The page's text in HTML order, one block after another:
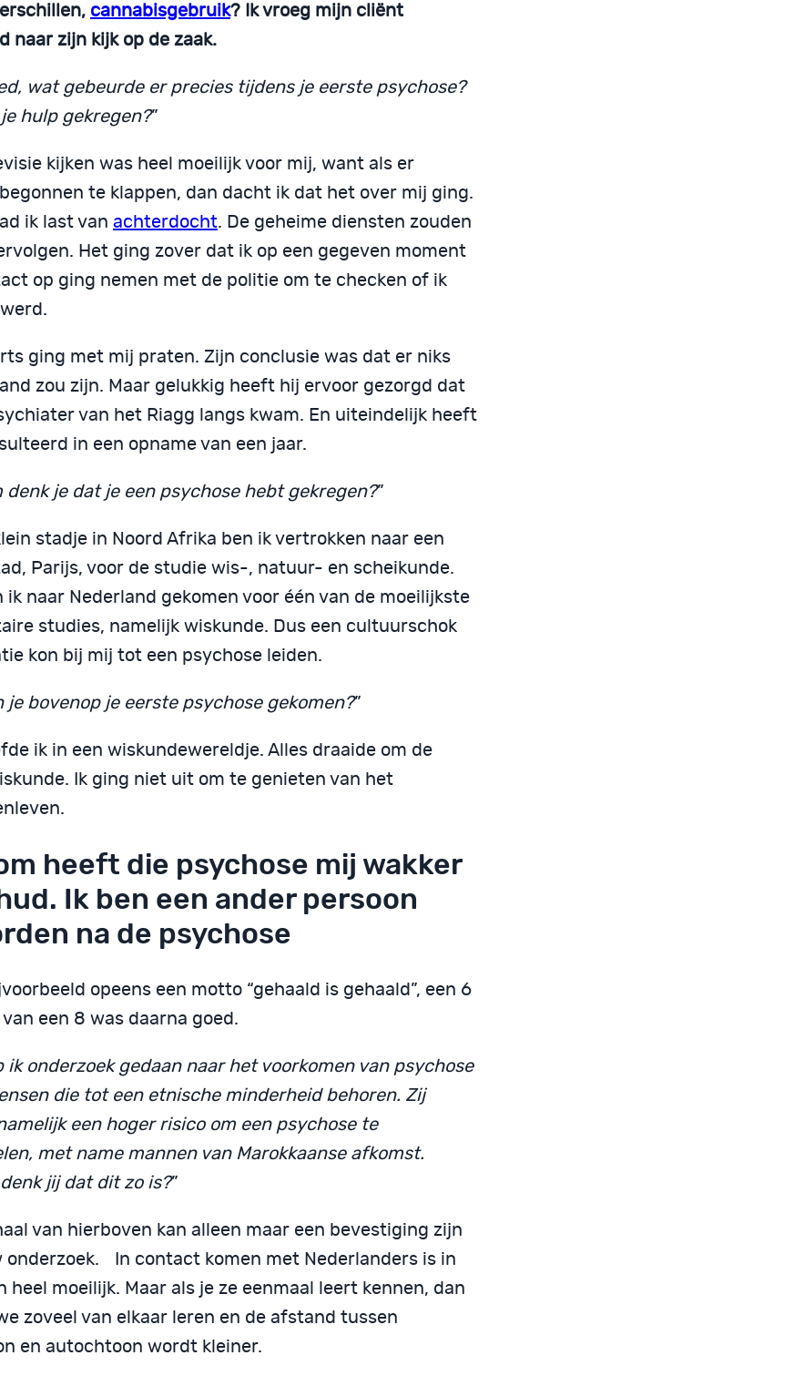
cannabisgebruik? Ik vroeg mijn cliënt
naar zijn kijk op de zaak.
wat gebeurde er precies tijdens je eerste psychose?
hulp gekregen?”
kijken was heel moeilijk voor mij, want als er
te klappen, dan dacht ik dat het over mij ging.
ik last van achterdocht. De geheime diensten zouden
Het ging zover dat ik op een gegeven moment
op ging nemen met de politie om te checken of ik
ging met mij praten. Zijn conclusie was dat er niks
zou zijn. Maar gelukkig heeft hij ervoor gezorgd dat
van het Riagg langs kwam. En uiteindelijk heeft
in een opname van een jaar.
denk je dat je een psychose hebt gekregen?”
stadje in Noord Afrika ben ik vertrokken naar een
Parijs, voor de studie wis-, natuur- en scheikunde.
ik naar Nederland gekomen voor één van de moeilijkste
studies, namelijk wiskunde. Dus een cultuurschok
kon bij mij tot een psychose leiden.
je bovenop je eerste psychose gekomen?”
ik in een wiskundewereldje. Alles draaide om de
Ik ging niet uit om te genieten van het
heeft die psychose mij wakker
Ik ben een ander persoon
na de psychose
opeens een motto “gehaald is gehaald”, een 6
een 8 was daarna goed.
ik onderzoek gedaan naar het voorkomen van psychose
die tot een etnische minderheid behoren. Zij
een hoger risico om een psychose te
met name mannen van Marokkaanse afkomst.
denk jij dat dit zo is?”
van hierboven kan alleen maar een bevestiging zijn
onderzoek. In contact komen met Nederlanders is in
heel moeilijk. Maar als je ze eenmaal leert kennen, dan
zoveel van elkaar leren en de afstand tussen
en autochtoon wordt kleiner.